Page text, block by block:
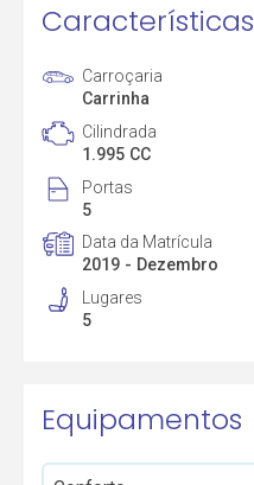
Características
Carroçaria
Carrinha
Cilindrada
1.995 CC
Portas
5
Data da Matrícula
2019 - Dezembro
Lugares
5
Equipamentos